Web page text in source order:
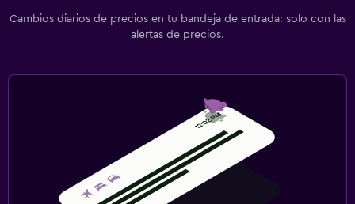
Cambios diarios de precios en tu bandeja de entrada: solo con las
alertas de precios.